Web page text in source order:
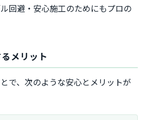
回避・安心施工のためにもプロの
メリット
で、次のような安心とメリットが